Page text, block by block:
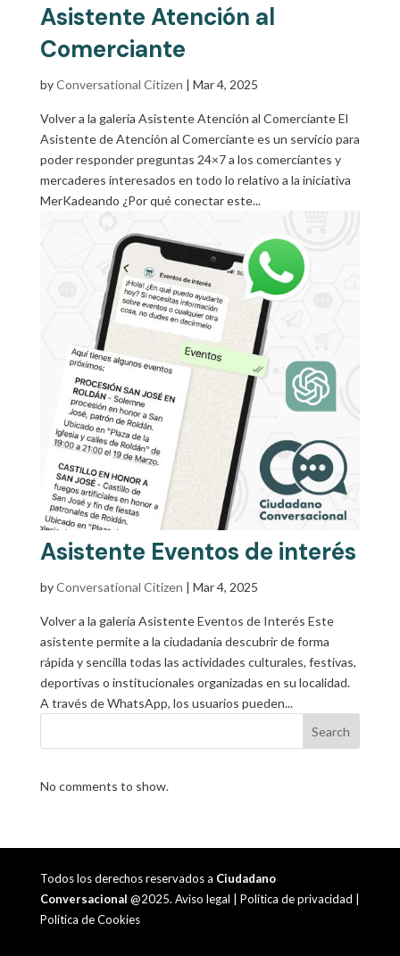
Asistente Atención al
Comerciante
byConversational Citizen | Mar 4, 2025
Volver a la galería Asistente Atención al Comerciante El
Asistente de Atención al Comerciante es un servicio para
poder responder preguntas 24×7 a los comerciantes y
mercaderes interesados en todo lo relativo a la iniciativa
MerKadeando ¿Por qué conectar este...
Asistente Eventos de interés
byConversational Citizen | Mar 4, 2025
Volver a la galería Asistente Eventos de Interés Este
asistente permite a la ciudadanía descubrir de forma
rápida y sencilla todas las actividades culturales, festivas,
deportivas o institucionales organizadas en su localidad.
A través de WhatsApp, los usuarios pueden...
Search
No comments to show.
Todos los derechos reservados a Ciudadano
Conversacional @2025. Aviso legal Política de privacidad
Política de Cookies